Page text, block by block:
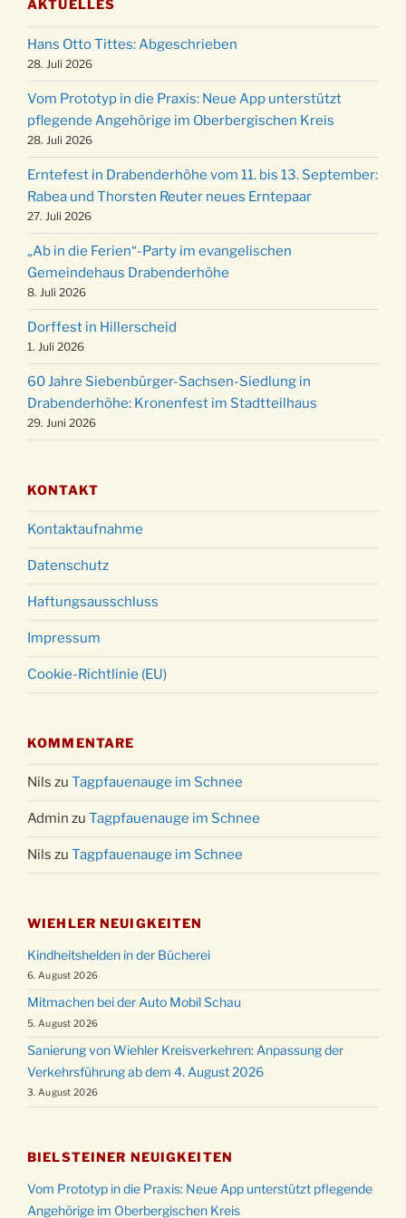
Puer-Natus weihnachtliches Brauchtum am
Robert-Gassner-Hof um 17:00 Uhr
19.12.
Kinderbibeltag im Ev. Gemeindehaus von 10-
12 Uhr
20.12.
Weihnachts-Konzert des Honterus Chors in
der Kirche um 17:00 Uhr
24.12.
Familiengottesdienst mit Krippenspiel im Ev.
Gemeindehaus um 15:00 Uhr
24.12. Familiengottesdienst in der FeG um 16 Uhr
24.12.
Weihnachtsgottesdienst in der Kirche um
15:00 Uhr
24.12.
Weihnachtsgottesdienst in der Kirche um
24.12.
Christmette mit der ev. Jugend in der Kirche
um 23:00 Uhr
31.12.
Gottesdienst zu Silvester in der Kirche um
18:00 Uhr
AKTUELLES
Hans Otto Tittes: Abgeschrieben
28. Juli 2026
Vom Prototyp in die Praxis: Neue App unterstützt
pflegende Angehörige im Oberbergischen Kreis
28. Juli 2026
Erntefest in Drabenderhöhe vom 11. bis 13. September:
Rabea und Thorsten Reuter neues Erntepaar
27. Juli 2026
„Ab in die Ferien“-Party im evangelischen
Gemeindehaus Drabenderhöhe
8. Juli 2026
Dorffest in Hillerscheid
1. Juli 2026
60 Jahre Siebenbürger-Sachsen-Siedlung in
Drabenderhöhe: Kronenfest im Stadtteilhaus
29. Juni 2026
KONTAKT
Kontaktaufnahme
Datenschutz
Haftungsausschluss
Impressum
Cookie-Richtlinie (EU)
KOMMENTARE
Nils zu Tagpfauenauge im Schnee
Admin zu Tagpfauenauge im Schnee
Nils zu Tagpfauenauge im Schnee
WIEHLER NEUIGKEITEN
Kindheitshelden in der Bücherei
6. August 2026
Mitmachen bei der Auto Mobil Schau
5. August 2026
Sanierung von Wiehler Kreisverkehren: Anpassung der
Verkehrsführung ab dem 4. August 2026
3. August 2026
BIELSTEINER NEUIGKEITEN
Vom Prototyp in die Praxis: Neue App unterstützt pflegende
Angehörige im Oberbergischen Kreis